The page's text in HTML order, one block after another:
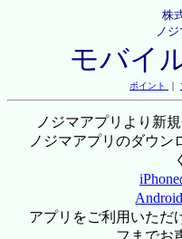
株
ノ
モバイ
ポイント ｜
ノジマアプリより新
ノジマアプリのダウン
アプリをご利用いただ
フまでお